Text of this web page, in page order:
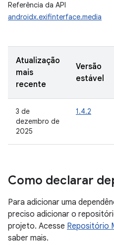
Referência da API
androidx.exifinterface.media
Atualização
mais
recente
Versão
estável
3 de
dezembro de
2025
1.4.2
Como declarar
Para adicionar uma
preciso adicionar o
projeto. Acesse Repositório
saber mais.